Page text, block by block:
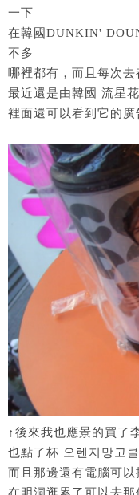
一下
在韓國DUNKIN'
不多
哪裡都有，而且每次去
最近還是由韓國 流星
裡面還可以看到它的
↑後來我也應景的買了
也點了杯 오렌지망고
而且那邊還有電腦可以